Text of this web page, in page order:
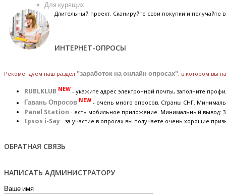
Для курящих
Длительный проект. Сканируйте свои покупки и
ИНТЕРНЕТ-ОПРОСЫ
Рекомендуем наш раздел "заработок на онлайн опросах", в котором вы
RUBLKLUB NEW - укажите адрес электронной почты, заполните
Гавань Опросов NEW - очень много опросов. Страны СНГ.
Panel Station - есть мобильное приложение. Минимальный вывод:
Ipsos i-Say - за участие в опросах вы получаете очень хорошие
ОБРАТНАЯ СВЯЗЬ
НАПИСАТЬ АДМИНИСТРАТОРУ
Ваше имя